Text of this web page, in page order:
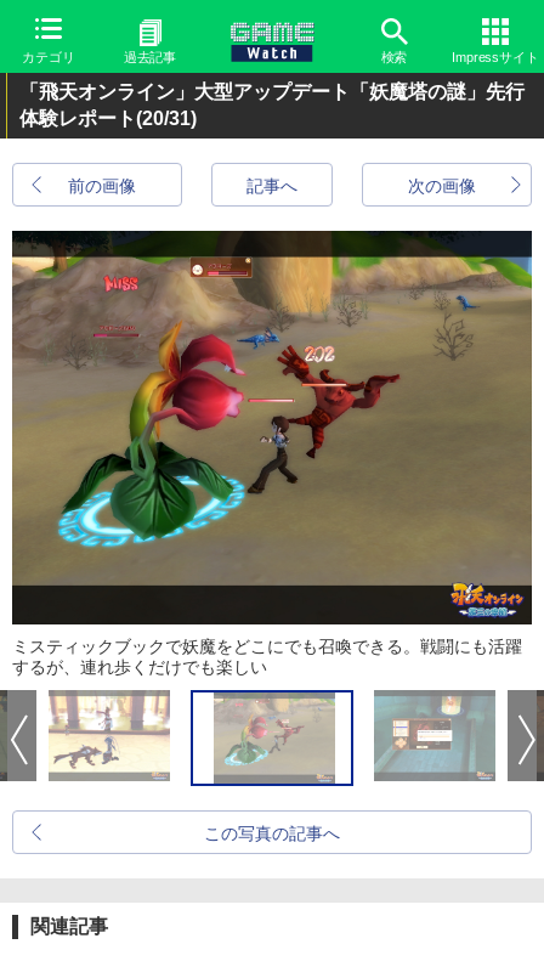
カテゴリ 過去記事 検索 Impressサイト
「飛天オンライン」大型アップデート「妖魔塔の謎」先行
体験レポート(20/31)
前の画像 次の画像
記事へ
ミスティックブックで妖魔をどこにでも召喚できる。戦闘にも活躍
するが、連れ歩くだけでも楽しい
この写真の記事へ
関連記事